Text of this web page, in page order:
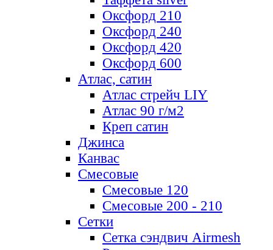
Оксфорд 210
Оксфорд 240
Оксфорд 420
Оксфорд 600
Атлас, сатин
Атлас стрейч LIY
Атлас 90 г/м2
Креп сатин
Джинса
Канвас
Смесовые
Смесовые 120
Смесовые 200 - 210
Сетки
Сетка сэндвич Airmesh